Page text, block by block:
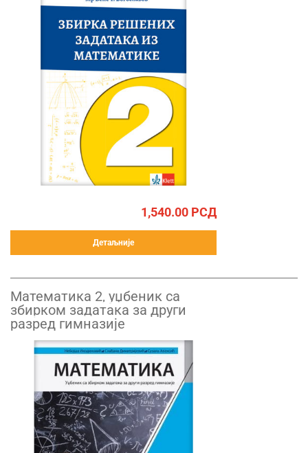
1,540.00 РСД
Детаљније
Математика 2, уџбеник са
збирком задатака за други
разред гимназије